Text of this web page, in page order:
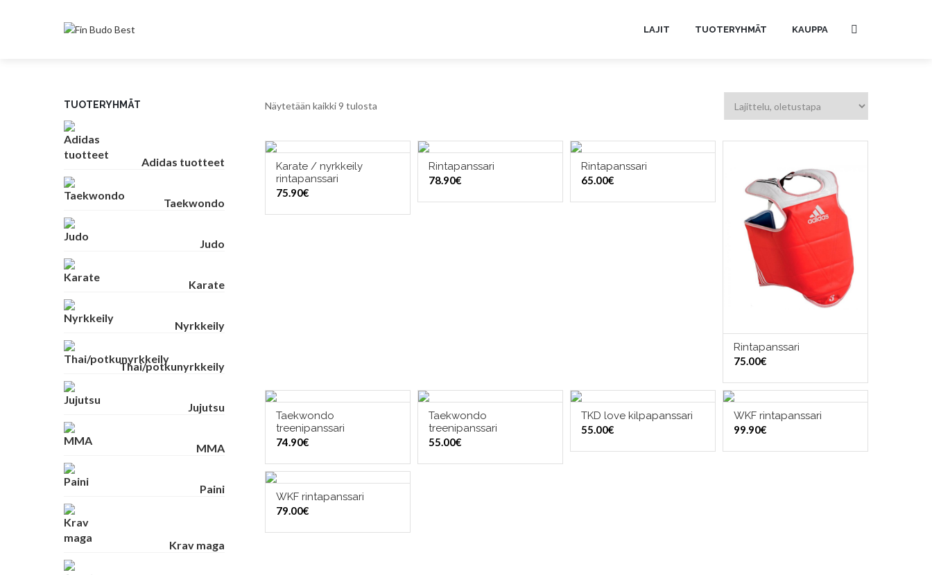
LAJIT TUOTERYHMÄT KAUPPA
Näytetään kaikki 9 tulosta
VALITSE VAIHTOEHDOISTA
Karate / nyrkkeily
rintapanssari
75.90€
VALITSE VAIHTOEHDOISTA
Rintapanssari
78.90€
VALITSE VAIHTOEHDOISTA
Rintapanssari
65.00€
VALITSE VAIHTOEHDOISTA
Rintapanssari
75.00€
VALITSE VAIHTOEHDOISTA
Taekwondo
treenipanssari
74.90€
VALITSE VAIHTOEHDOISTA
Taekwondo
treenipanssari
55.00€
VALITSE VAIHTOEHDOISTA
TKD love kilpapanssari
55.00€
VALITSE VAIHTOEHDOISTA
WKF rintapanssari
99.90€
VALITSE VAIHTOEHDOISTA
WKF rintapanssari
79.00€
TUOTERYHMÄT
Adidas tuotteet
Taekwondo
Judo
Karate
Nyrkkeily
Thai/potkunyrkkeily
Jujutsu
MMA
Paini
Krav maga